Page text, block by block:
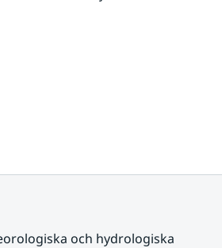
och hydrologiska